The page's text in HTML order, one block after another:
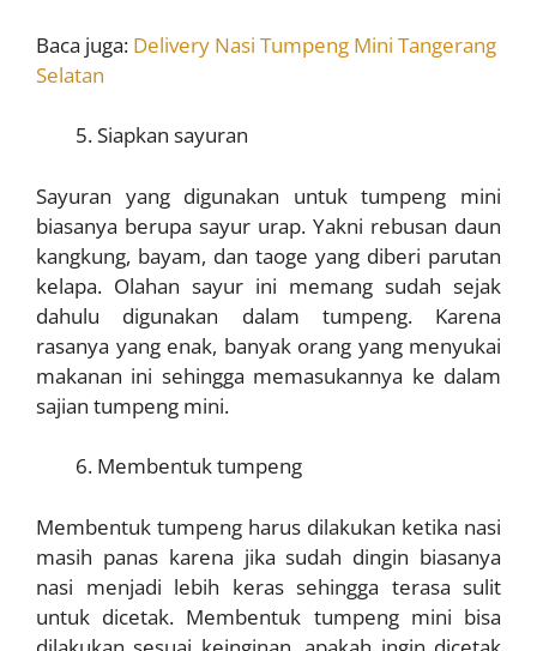
Baca juga: Delivery Nasi Tumpeng Mini Tangerang
Selatan
Siapkan sayuran
Sayuran yang digunakan untuk tumpeng mini
biasanya berupa sayur urap. Yakni rebusan daun
kangkung, bayam, dan taoge yang diberi parutan
kelapa. Olahan sayur ini memang sudah sejak
dahulu digunakan dalam tumpeng. Karena
rasanya yang enak, banyak orang yang menyukai
makanan ini sehingga memasukannya ke dalam
sajian tumpeng mini.
Membentuk tumpeng
Membentuk tumpeng harus dilakukan ketika nasi
masih panas karena jika sudah dingin biasanya
nasi menjadi lebih keras sehingga terasa sulit
untuk dicetak. Membentuk tumpeng mini bisa